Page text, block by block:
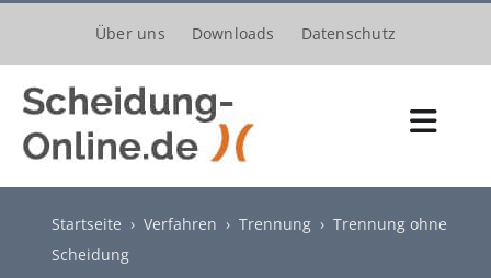
springen
Über uns Downloads Datenschutz
Startseite › Verfahren › Trennung› Trennung ohne
Scheidung